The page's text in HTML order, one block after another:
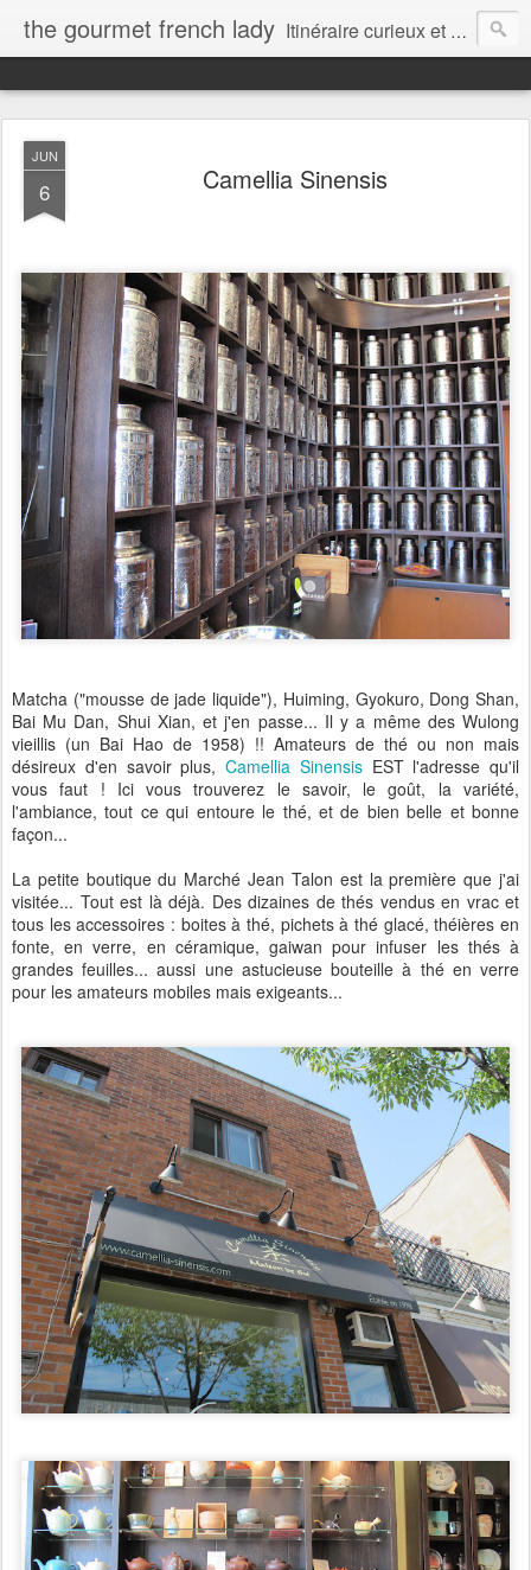
the gourmet french lady Itinéraire curieux et gourmand d'une française installée au Canada...
JUN
6 Camellia Sinensis
Matcha ("mousse de jade liquide"), Huiming, Gyokuro, Dong Shan,
Bai Mu Dan, Shui Xian, et j'en passe... Il y a même des Wulong
vieillis (un Bai Hao de 1958) !! Amateurs de thé ou non mais
désireux d'en savoir plus, Camellia SinensisEST l'adresse qu'il
vous faut ! Ici vous trouverez le savoir, le goût, la variété,
l'ambiance, tout ce qui entoure le thé, et de bien belle et bonne
façon...
La petite boutique du Marché Jean Talon est la première que j'ai
visitée... Tout est là déjà. Des dizaines de thés vendus en vrac et
tous les accessoires : boites à thé, pichets à thé glacé, théières en
fonte, en verre, en céramique, gaiwan pour infuser les thés à
grandes feuilles... aussi une astucieuse bouteille à thé en verre
pour les amateurs mobiles mais exigeants...